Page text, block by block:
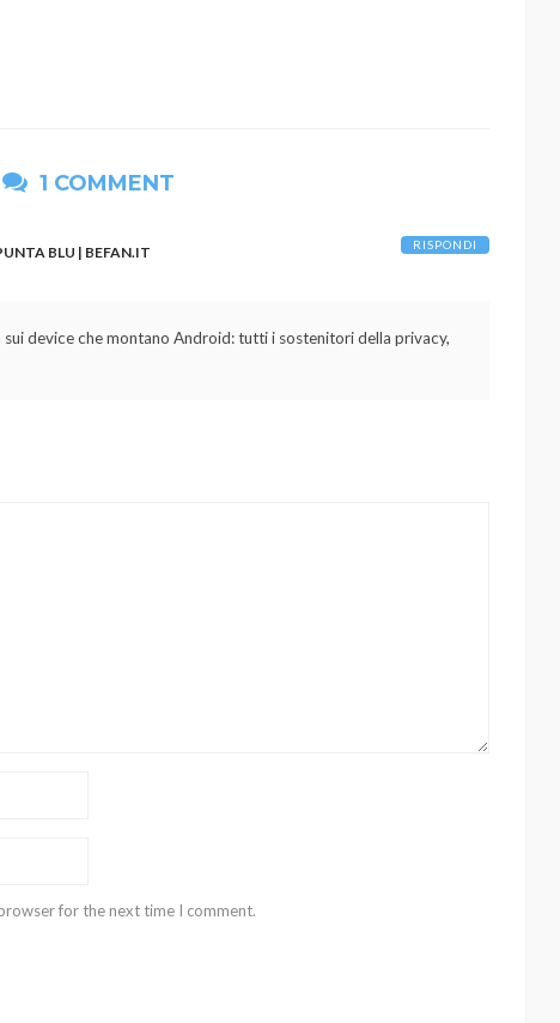
1 COMMENT
BLU | BEFAN.IT
device che montano Android: tutti i sostenitori della privacy,
RISPONDI
for the next time I comment.